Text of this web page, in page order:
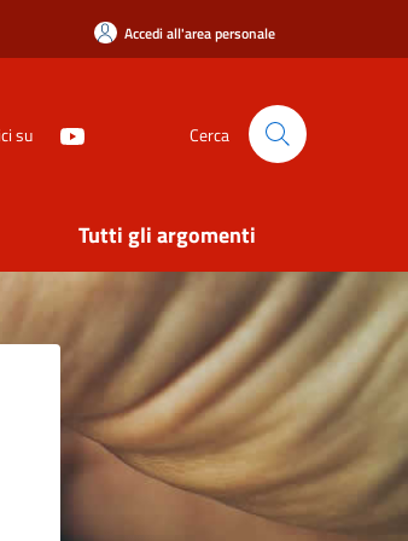
Accedi all'area personale
su Cerca
Tutti gli argomenti